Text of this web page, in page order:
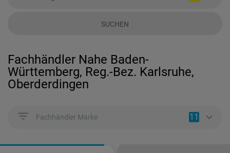
SUCHEN
Fachhändler Nahe Baden-
Württemberg, Reg.-Bez. Karlsruhe,
Oberderdingen
Fachhändler Marke 11